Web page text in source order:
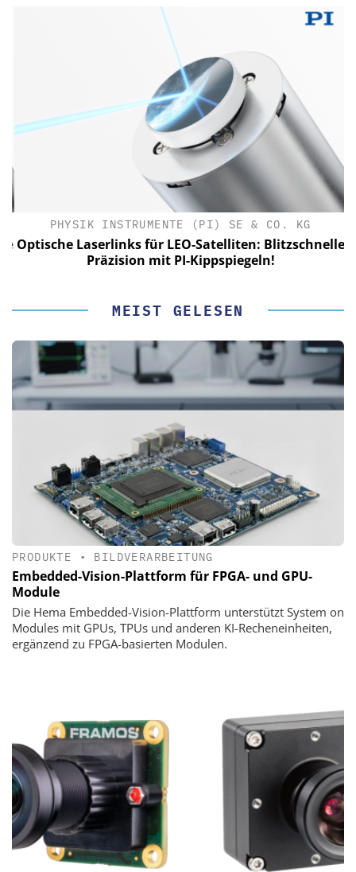
PHYSIK INSTRUMENTE (PI) SE & CO. KG
Optische Laserlinks für LEO-Satelliten: Blitzschnelle
Präzision mit PI-Kippspiegeln!
MEIST GELESEN
PRODUKTE • BILDVERARBEITUNG
Embedded-Vision-Plattform für FPGA- und GPU-
Module
Die Hema Embedded-Vision-Plattform unterstützt System on
Modules mit GPUs, TPUs und anderen KI-Recheneinheiten,
ergänzend zu FPGA-basierten Modulen.